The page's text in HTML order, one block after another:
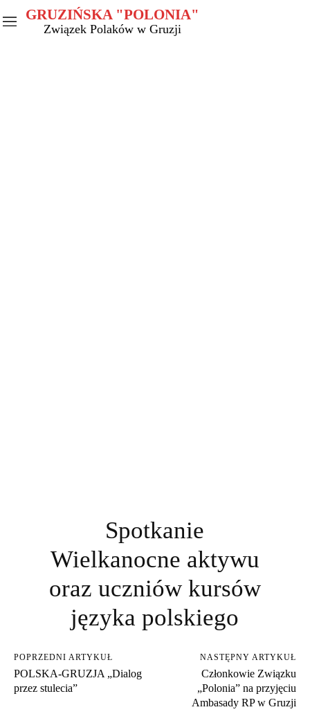
GRUZIŃSKA "POLONIA"
Związek Polaków w Gruzji
Spotkanie
Wielkanocne aktywu
oraz uczniów kursów
języka polskiego
POPRZEDNI ARTYKUŁ
POLSKA-GRUZJA „Dialog
przez stulecia”
NASTĘPNY ARTYKUŁ
Członkowie Związku
„Polonia” na przyjęciu
Ambasady RP w Gruzji